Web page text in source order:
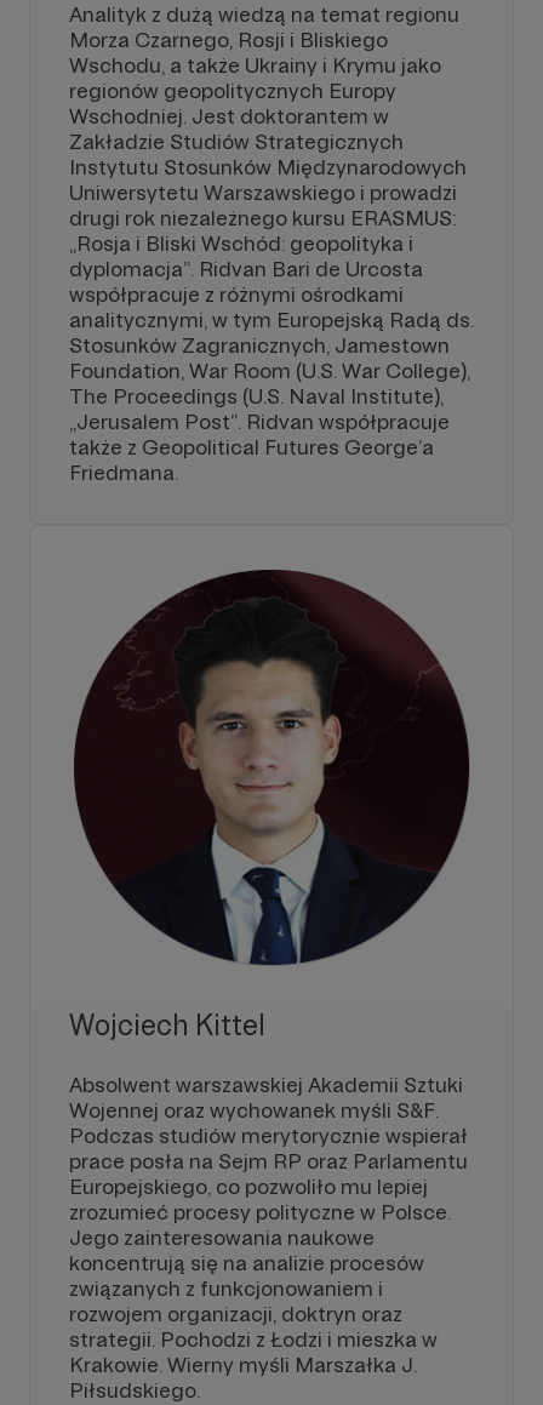
Analityk z dużą wiedzą na temat regionu
Morza Czarnego, Rosji i Bliskiego
Wschodu, a także Ukrainy i Krymu jako
regionów geopolitycznych Europy
Wschodniej. Jest doktorantem w
Zakładzie Studiów Strategicznych
Instytutu Stosunków Międzynarodowych
Uniwersytetu Warszawskiego i prowadzi
drugi rok niezależnego kursu ERASMUS:
„Rosja i Bliski Wschód: geopolityka i
dyplomacja”. Ridvan Bari de Urcosta
współpracuje z różnymi ośrodkami
analitycznymi, w tym Europejską Radą ds.
Stosunków Zagranicznych, Jamestown
Foundation, War Room (U.S. War College),
The Proceedings (U.S. Naval Institute),
„Jerusalem Post”. Ridvan współpracuje
także z Geopolitical Futures George’a
Friedmana.
Wojciech Kittel
Absolwent warszawskiej Akademii Sztuki
Wojennej oraz wychowanek myśli S&F.
Podczas studiów merytorycznie wspierał
prace posła na Sejm RP oraz Parlamentu
Europejskiego, co pozwoliło mu lepiej
zrozumieć procesy polityczne w Polsce.
Jego zainteresowania naukowe
koncentrują się na analizie procesów
związanych z funkcjonowaniem i
rozwojem organizacji, doktryn oraz
strategii. Pochodzi z Łodzi i mieszka w
Krakowie. Wierny myśli Marszałka J.
Piłsudskiego.